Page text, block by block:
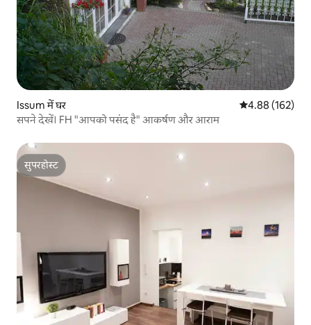
Issum में घर औसत रेटिंग 5 में से
4.88 (162)
सपने देखें। FH "आपको पसंद है" आकर्षण और आराम
सुपरहोस्ट
सुपरहोस्ट